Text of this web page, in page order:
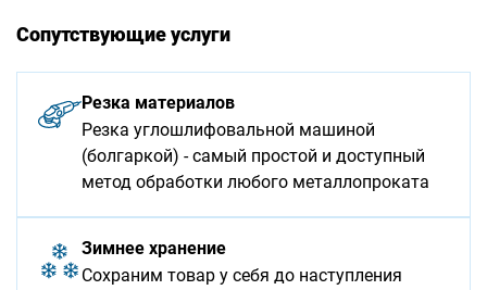
Сопутствующие услуги
Резка материалов
Резка углошлифовальной машиной
(болгаркой) - самый простой и доступный
метод обработки любого металлопроката
Зимнее хранение
Сохраним товар у себя до наступления